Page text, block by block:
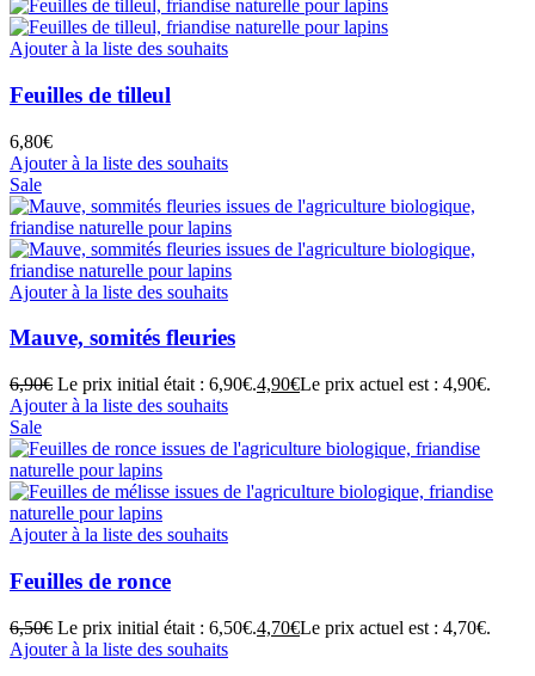
Ajouter à la liste des souhaits
Feuilles de tilleul
6,80€
Ajouter à la liste des souhaits
Sale
Ajouter à la liste des souhaits
Mauve, somités fleuries
6,90€ Le prix initial était : 6,90€.4,90€Le prix actuel est : 4,90€.
Ajouter à la liste des souhaits
Sale
Ajouter à la liste des souhaits
Feuilles de ronce
6,50€ Le prix initial était : 6,50€.4,70€Le prix actuel est : 4,70€.
Ajouter à la liste des souhaits